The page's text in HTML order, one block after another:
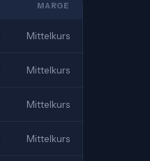
MARGE
Mittelkurs
Mittelkurs
Mittelkurs
Mittelkurs